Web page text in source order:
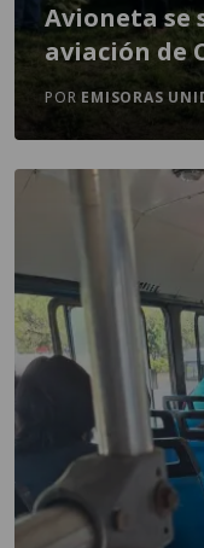
Avioneta se
aviación de
POR EMISORAS